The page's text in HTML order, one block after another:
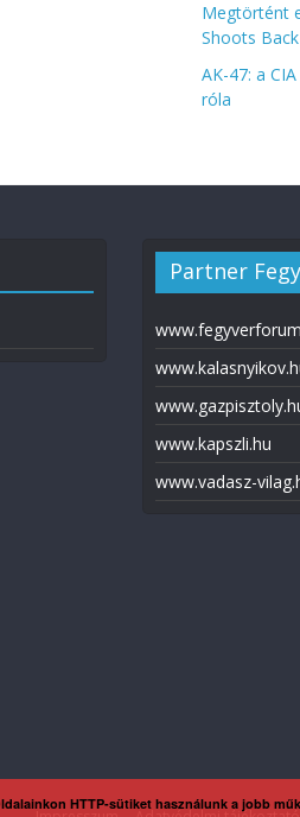
Megtörtént
Shoots Back
AK-47: a
róla
Partner
www.kapszli.hu
www.vadasz-
HTTP-sütiket használunk a jobb